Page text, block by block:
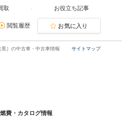
取 お役立ち記事
閲覧履歴 お気に入り
サイトマップ
］の中古車・中古車情報
燃費・カタログ情報